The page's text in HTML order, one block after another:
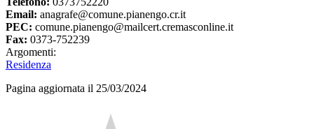
Email: anagrafe@comune.pianengo.cr.it
PEC: comune.pianengo@mailcert.cremasconline.it
Fax: 0373-752239
Argomenti:
Residenza
Pagina aggiornata il 25/03/2024